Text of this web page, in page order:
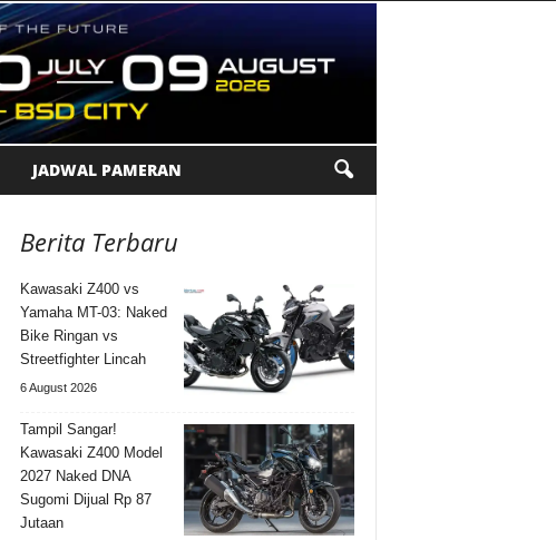
JADWAL PAMERAN
Berita Terbaru
Kawasaki Z400 vs
Yamaha MT-03: Naked
Bike Ringan vs
Streetfighter Lincah
6 August 2026
Tampil Sangar!
Kawasaki Z400 Model
2027 Naked DNA
Sugomi Dijual Rp 87
Jutaan